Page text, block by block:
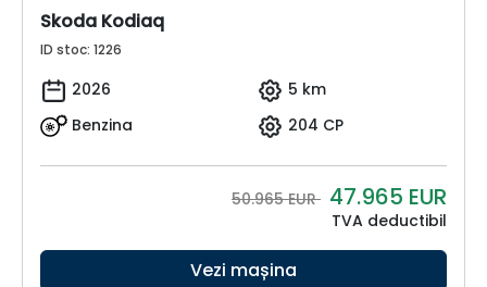
Skoda Kodiaq
ID stoc: 1226
2026
5 km
Benzina
204 CP
50.965 EUR 47.965 EUR
TVA deductibil
Vezi mașina